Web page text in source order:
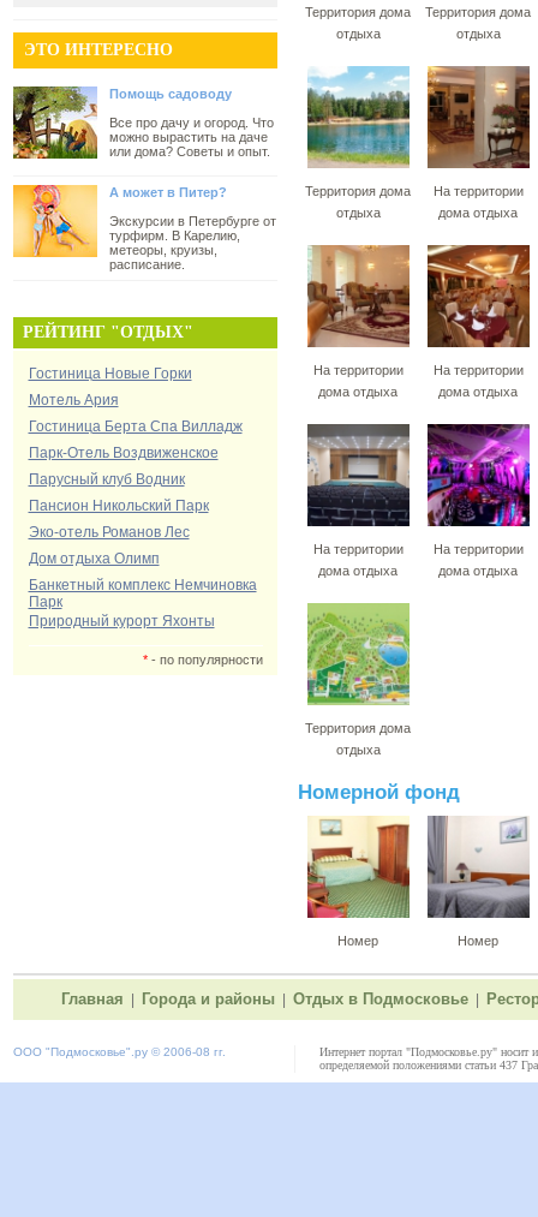
ЭТО ИНТЕРЕСНО
Помощь садоводу
Все про дачу и огород. Что
можно вырастить на даче
или дома? Советы и опыт.
А может в Питер?
Экскурсии в Петербурге от
турфирм. В Карелию,
метеоры, круизы,
расписание.
РЕЙТИНГ "ОТДЫХ"
Гостиница Новые Горки
Мотель Ария
Гостиница Берта Спа Вилладж
Парк-Отель Воздвиженское
Парусный клуб Водник
Пансион Никольский Парк
Эко-отель Романов Лес
Дом отдыха Олимп
Банкетный комплекс Немчиновка
Парк
Природный курорт Яхонты
*- по популярности
Территория дома
отдыха
Территория дома
отдыха
Территория дома
отдыха
На территории
дома отдыха
На территории
дома отдыха
На территории
дома отдыха
На территории
дома отдыха
На территории
дома отдыха
Территория дома
отдыха
Номерной фонд
Номер Номер
Главная Города и районы Отдых в Подмосковье
ООО "Подмосковье" .ру © 2006-08 гг.
Интернет портал "Подмосковье.ру" носит
определяемой положениями статьи 437